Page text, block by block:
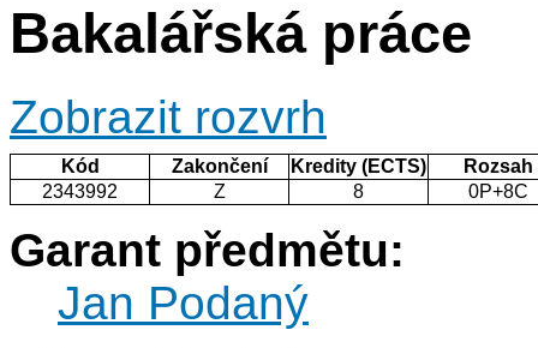
Bakalářská práce
Zobrazit rozvrh
Kód Zakončení Kredity (ECTS)
Rozsah
2343992
Z 8 0P+8C
Garant předmětu:
Jan Podaný